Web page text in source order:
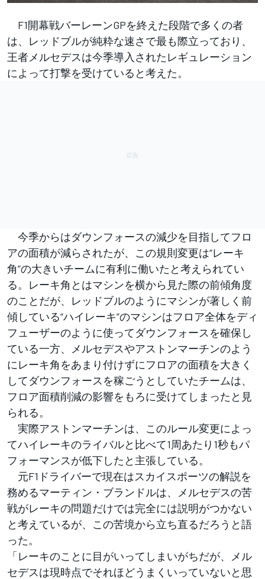
F1開幕戦バーレーンGPを終えた段階で多くの者
は、レッドブルが純粋な速さで最も際立っており、
王者メルセデスは今季導入されたレギュレーション
によって打撃を受けていると考えた。
今季からはダウンフォースの減少を目指してフロ
アの面積が減らされたが、この規則変更は“レーキ
角”の大きいチームに有利に働いたと考えられてい
る。レーキ角とはマシンを横から見た際の前傾角度
のことだが、レッドブルのようにマシンが著しく前
傾している“ハイレーキ”のマシンはフロア全体をディ
フューザーのように使ってダウンフォースを確保し
ている一方、メルセデスやアストンマーチンのよう
にレーキ角をあまり付けずにフロアの面積を大きく
してダウンフォースを稼ごうとしていたチームは、
フロア面積削減の影響をもろに受けてしまったと見
られる。
実際アストンマーチンは、このルール変更によっ
てハイレーキのライバルと比べて1周あたり1秒もパ
フォーマンスが低下したと主張している。
元F1ドライバーで現在はスカイスポーツの解説を
務めるマーティン・ブランドルは、メルセデスの苦
戦がレーキの問題だけでは完全には説明がつかない
と考えているが、この苦境から立ち直るだろうと語
った。
「レーキのことに目がいってしまいがちだが、メル
セデスは現時点でそれほどうまくいっていないと思